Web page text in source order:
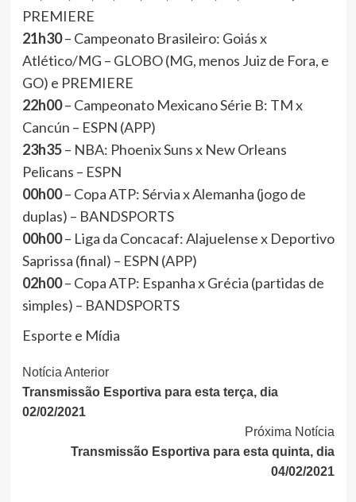
PREMIERE
21h30– Campeonato Brasileiro: Goiás x
Atlético/MG – GLOBO (MG, menos Juiz de Fora, e
GO) e PREMIERE
22h00– Campeonato Mexicano Série B: TM x
Cancún – ESPN (APP)
23h35– NBA: Phoenix Suns x New Orleans
Pelicans – ESPN
00h00– Copa ATP: Sérvia x Alemanha (jogo de
duplas) – BANDSPORTS
00h00– Liga da Concacaf: Alajuelense x Deportivo
Saprissa (final) – ESPN (APP)
02h00– Copa ATP: Espanha x Grécia (partidas de
simples) – BANDSPORTS
Esporte e Mídia
Continue
Lendo
Notícia Anterior
Transmissão Esportiva para esta terça, dia
02/02/2021
Próxima Notícia
Transmissão Esportiva para esta quinta, dia
04/02/2021